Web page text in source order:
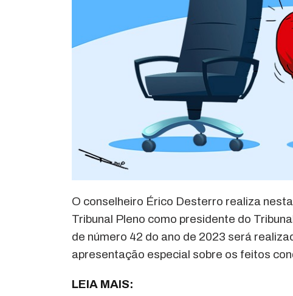
O conselheiro Érico Desterro realiza
Tribunal Pleno como presidente do
de número 42 do ano de 2023 será
apresentação especial sobre os feitos
LEIA MAIS: